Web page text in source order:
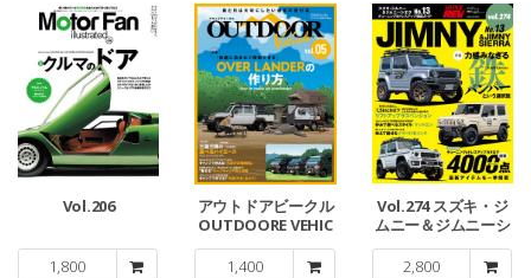
Vol.206
1,800
アウトドアビークル
OUTDOORE VEHIC
LE Vol.5
1,400
Vol.274 スズキ・ジ
ムニー＆ジムニーシ
エラ No.13
2,800